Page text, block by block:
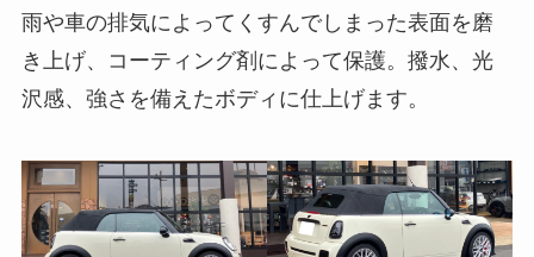
雨や車の排気によってくすんでしまった表面を磨
き上げ、コーティング剤によって保護。撥水、光
沢感、強さを備えたボディに仕上げます。